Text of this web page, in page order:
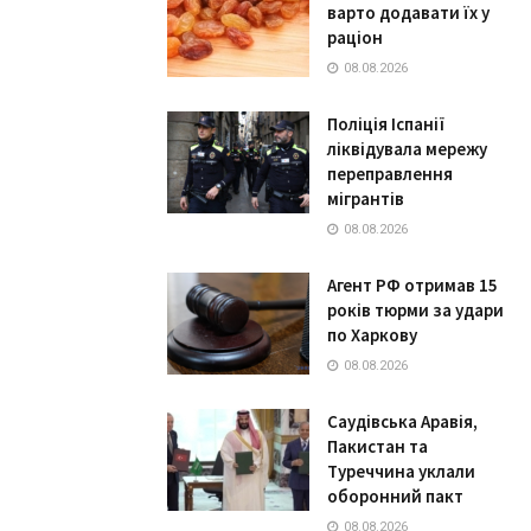
варто додавати їх у
раціон
08.08.2026
Поліція Іспанії
ліквідувала мережу
переправлення
мігрантів
08.08.2026
Агент РФ отримав 15
років тюрми за удари
по Харкову
08.08.2026
Саудівська Аравія,
Пакистан та
Туреччина уклали
оборонний пакт
08.08.2026